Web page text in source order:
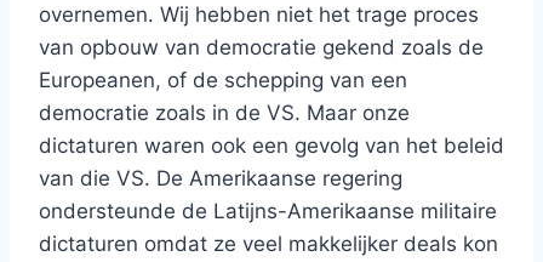
overnemen. Wij hebben niet het trage proces
van opbouw van democratie gekend zoals de
Europeanen, of de schepping van een
democratie zoals in de VS. Maar onze
dictaturen waren ook een gevolg van het beleid
van die VS. De Amerikaanse regering
ondersteunde de Latijns-Amerikaanse militaire
dictaturen omdat ze veel makkelijker deals kon